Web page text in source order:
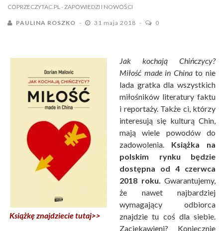
COPRZECZYTAC.PL - ZAPOWIEDZI I NOWOŚCI
PAULINA ROSZKO 31 maja 2018 0
Książkę znajdziecie tutaj>>
Jak kochają Chińczycy?
Miłość made in Chinato nie
lada gratka dla wszystkich
miłośników literatury faktu
i reportaży. Także ci, którzy
interesują się kulturą Chin,
mają wiele powodów do
zadowolenia. Książka na
polskim rynku będzie
dostępna od 4 czerwca
2018 roku. Gwarantujemy,
że nawet najbardziej
wymagający odbiorca
znajdzie tu coś dla siebie.
Zaciekawieni? Koniecznie